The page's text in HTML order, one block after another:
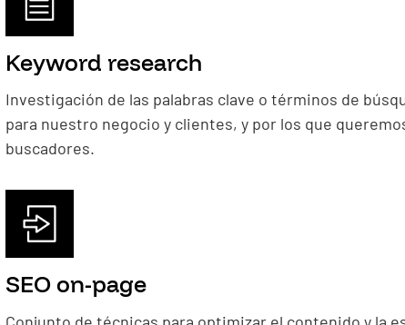
Keyword research
Investigación de las palabras clave o términos de
para nuestro negocio y clientes, y por los que
buscadores.
SEO on-page
Conjunto de técnicas para optimizar el contenido y la